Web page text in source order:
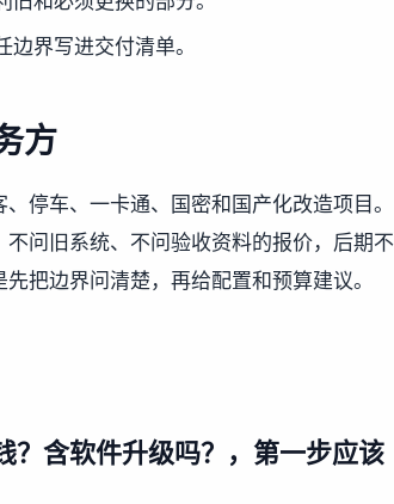
界写进交付清单。
方
停车、一卡通、国密和国产化改造项目。
问旧系统、不问验收资料的报价，后期不
把边界问清楚，再给配置和预算建议。
？含软件升级吗？，第一步应该